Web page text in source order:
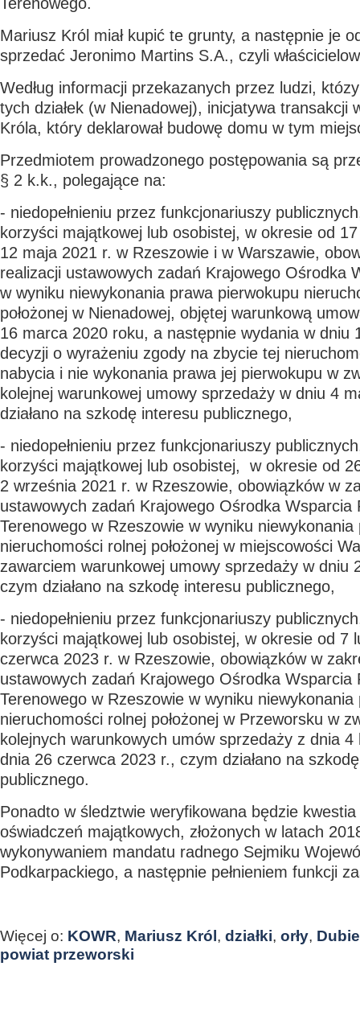
Mariusz Król miał kupić te grunty, a następnie je
sprzedać Jeronimo Martins S.A., czyli
Według informacji przekazanych przez ludzi,
tych działek (w Nienadowej), inicjatywa transakcji
Króla, który deklarował budowę domu w tym
Przedmiotem prowadzonego postępowania są
§ 2 k.k., polegające na:
- niedopełnieniu przez funkcjonariuszy
korzyści majątkowej lub osobistej, w okresie od
12 maja 2021 r. w Rzeszowie i w Warszawie,
realizacji ustawowych zadań Krajowego Ośrodka
w wyniku niewykonania prawa pierwokupu
położonej w Nienadowej, objętej warunkową
16 marca 2020 roku, a następnie wydania w dniu
decyzji o wyrażeniu zgody na zbycie tej
nabycia i nie wykonania prawa jej pierwokupu w
kolejnej warunkowej umowy sprzedaży w dniu 4
działano na szkodę interesu publicznego,
- niedopełnieniu przez funkcjonariuszy
korzyści majątkowej lub osobistej, w okresie od
2 września 2021 r. w Rzeszowie, obowiązków w
ustawowych zadań Krajowego Ośrodka Wsparcia
Terenowego w Rzeszowie w wyniku
nieruchomości rolnej położonej w miejscowości
zawarciem warunkowej umowy sprzedaży w dniu
czym działano na szkodę interesu publicznego,
- niedopełnieniu przez funkcjonariuszy
korzyści majątkowej lub osobistej, w okresie od 7
czerwca 2023 r. w Rzeszowie, obowiązków w
ustawowych zadań Krajowego Ośrodka Wsparcia
Terenowego w Rzeszowie w wyniku
nieruchomości rolnej położonej w Przeworsku w
kolejnych warunkowych umów sprzedaży z dnia
dnia 26 czerwca 2023 r., czym działano na
publicznego.
Ponadto w śledztwie weryfikowana będzie
oświadczeń majątkowych, złożonych w latach
wykonywaniem mandatu radnego Sejmiku
Podkarpackiego, a następnie pełnieniem funkcji
Więcej o: KOWR, Mariusz Król , działki, orły,
powiat przeworski